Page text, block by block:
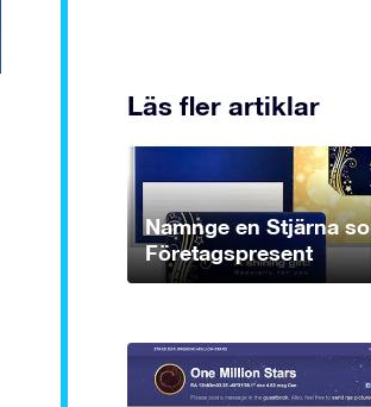
Läs fler artiklar
Namnge en Stjärna
Företagspresent